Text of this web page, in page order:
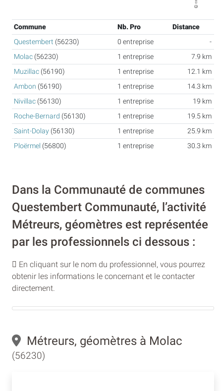
Commune Nb. Pro
Distance
Questembert (56230) 0 entreprise
-
Molac (56230) 1 entreprise
7.9 km
Muzillac (56190) 1 entreprise
12.1 km
Ambon (56190) 1 entreprise
14.3 km
Nivillac (56130) 1 entreprise
19 km
Roche-Bernard (56130) 1 entreprise
19.5 km
Saint-Dolay (56130) 1 entreprise
25.9 km
Ploërmel (56800) 1 entreprise 30.3 km
Dans la Communauté de communes
Questembert Communauté, l’activité
Métreurs, géomètres est représentée
par les professionnels ci dessous :
En cliquant sur le nom du professionnel, vous pourrez
obtenir les informations le concernant et le contacter
directement.
Métreurs, géomètres à Molac
(56230)